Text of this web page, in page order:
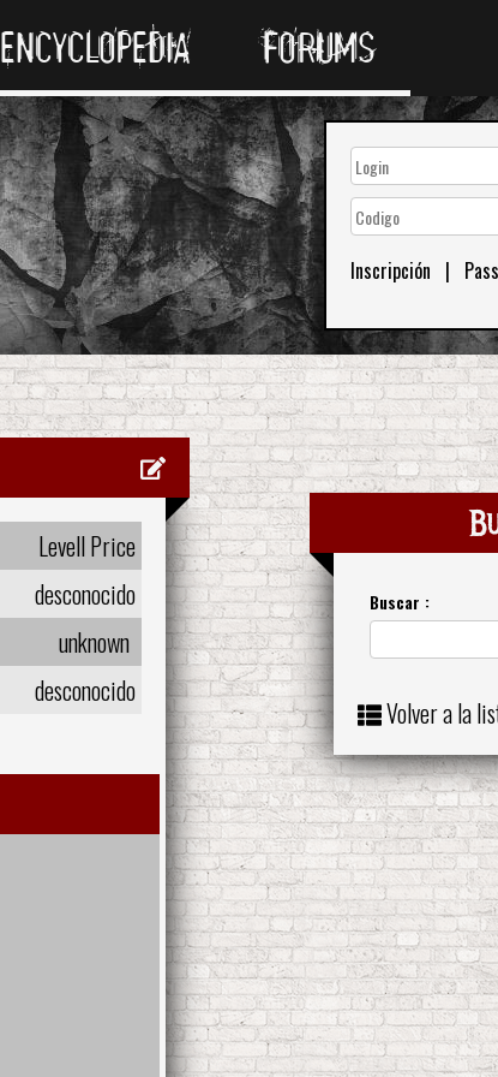
ENCYCLOPEDIA FORUMS
Inscripción |
Levell Price
desconocido
unknown
desconocido
Buscar :
Volver a la